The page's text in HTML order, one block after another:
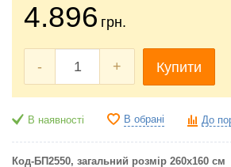
4.896 грн.
- + Купити
В наявності В обрані До
Код-БП2550, загальний розмір 260х160 см